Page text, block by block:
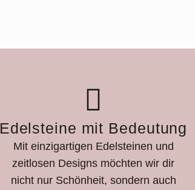
Edelsteine mit Bedeutung
Mit einzigartigen Edelsteinen und
zeitlosen Designs möchten wir dir
nicht nur Schönheit, sondern auch